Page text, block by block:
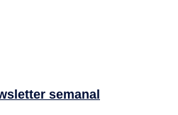
semanal